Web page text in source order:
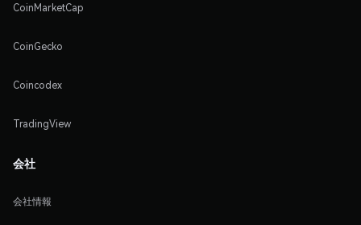
CoinMarketCap
CoinGecko
Coincodex
TradingView
会社
会社情報